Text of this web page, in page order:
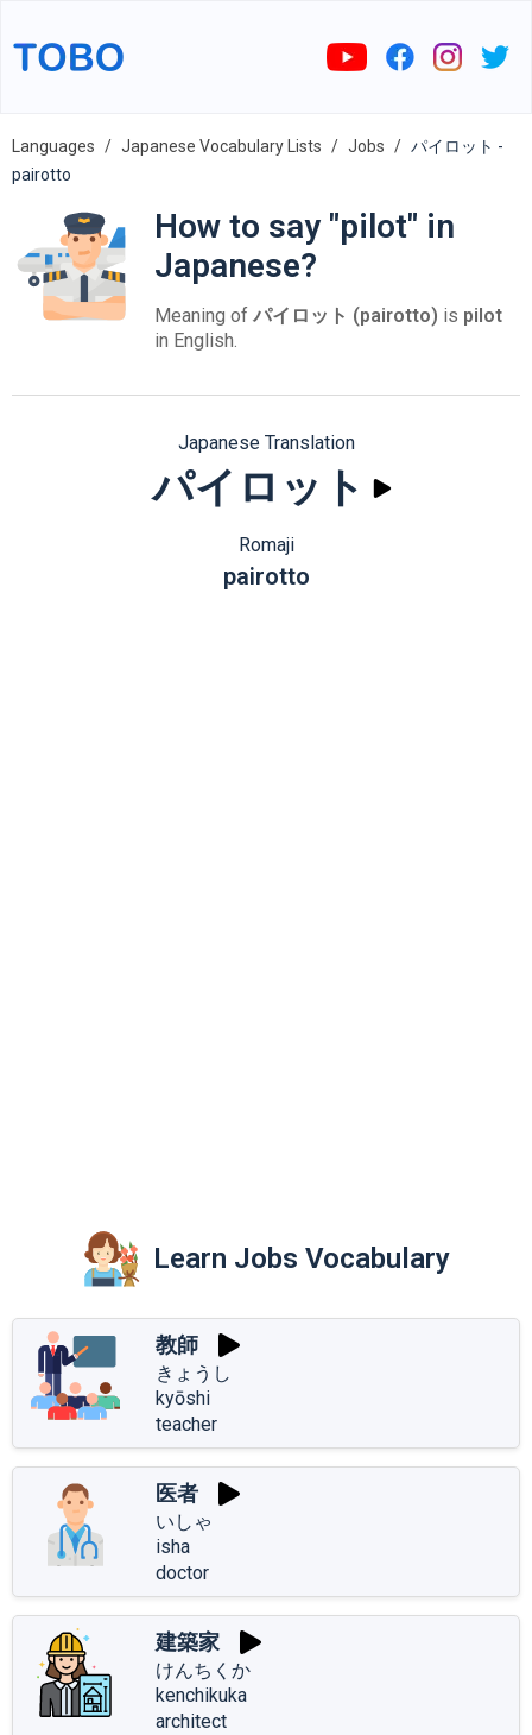
Languages Japanese Vocabulary Lists Jobs
パイロット -
pairotto
How to say "pilot" in
Japanese?
Meaning of パイロット (pairotto) is pilot
in English.
Japanese Translation
パイロット
Romaji
pairotto
Learn Jobs Vocabulary
教師
きょうし
kyōshi
teacher
医者
いしゃ
isha
doctor
建築家
けんちくか
kenchikuka
architect